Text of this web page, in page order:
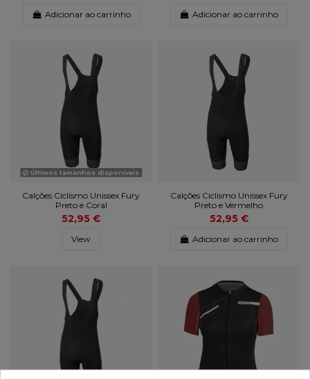
Adicionar ao carrinho Adicionar ao carrinho
Últimos tamanhos disponíveis
Calções Ciclismo Unissex Fury
Preto e Coral
52,95 €
View
Calções Ciclismo Unissex Fury
Preto e Vermelho
52,95 €
Adicionar ao carrinho